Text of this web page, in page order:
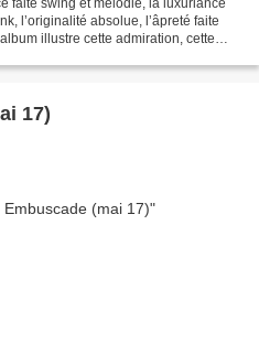
faite swing et mélodie, la luxuriance
l’originalité absolue, l’âpreté faite
illustre cette admiration, cette
17)